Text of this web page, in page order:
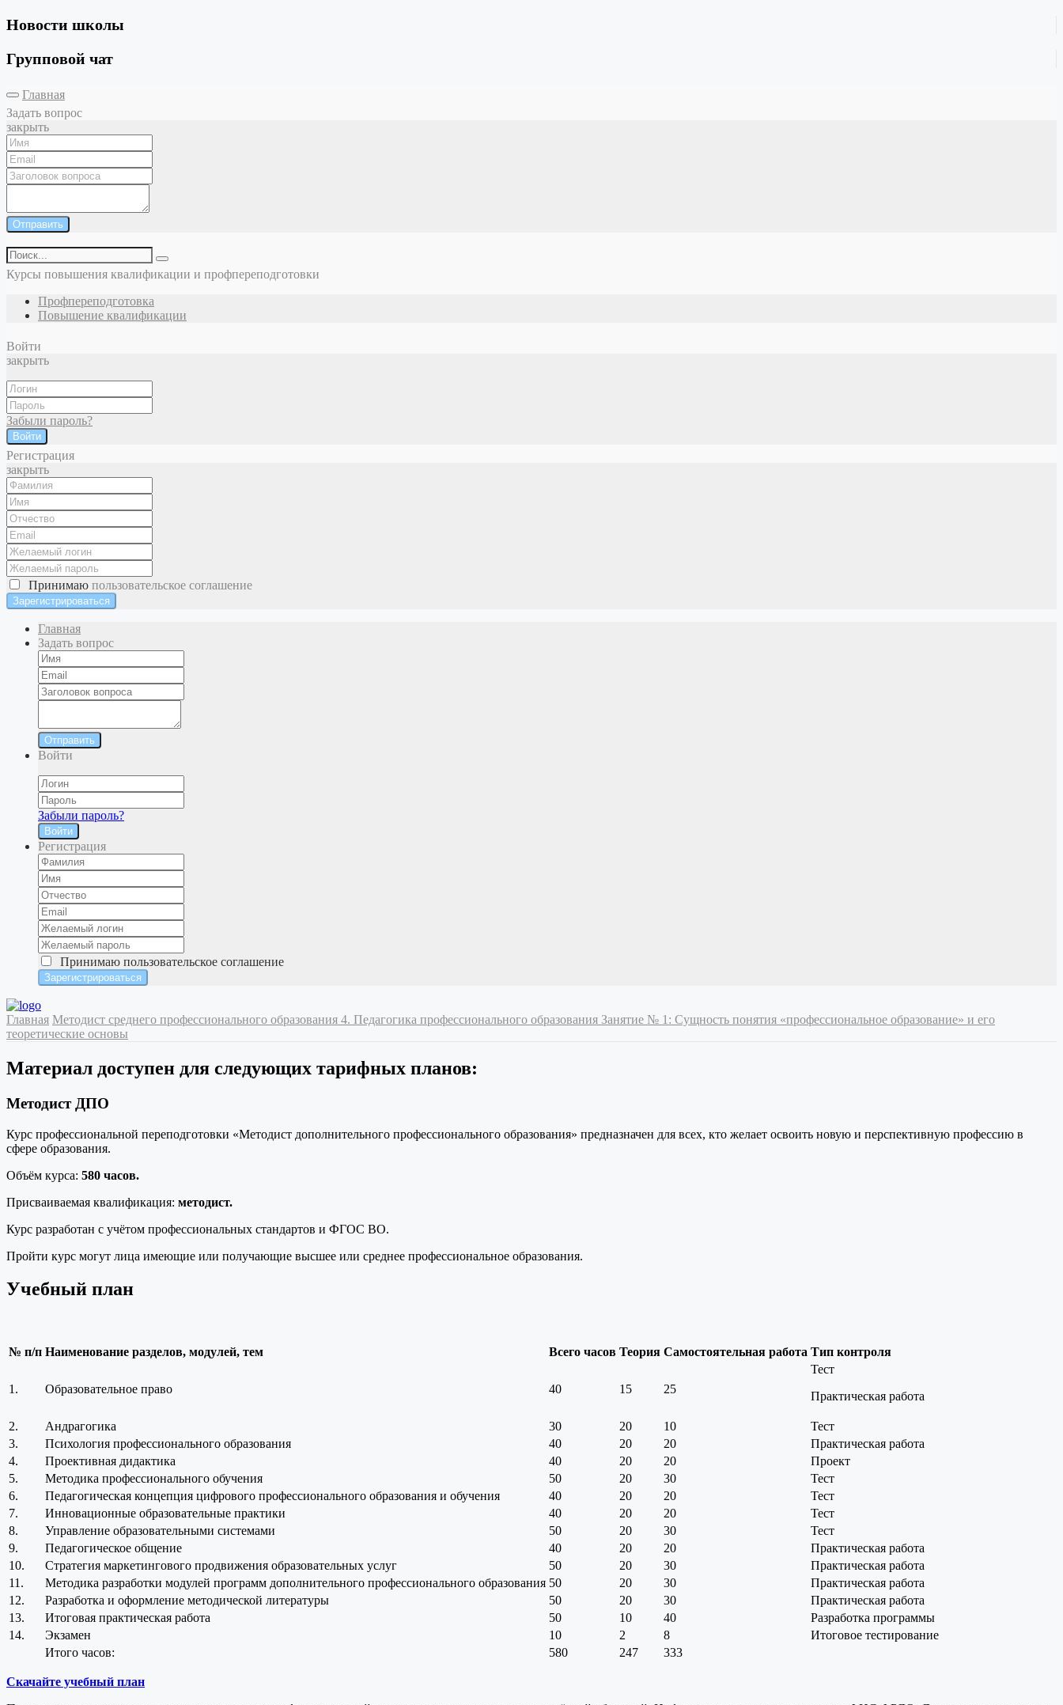
Новости школы
Групповой чат
Главная
Задать вопрос
закрыть
Отправить
Курсы повышения квалификации и профпереподготовки
Профпереподготовка
Повышение квалификации
Войти
закрыть
Забыли пароль?
Войти
Регистрация
закрыть
Принимаю пользовательское соглашение
Главная
Задать вопрос
Отправить
Войти
Забыли пароль?
Войти
Регистрация
Принимаю пользовательское соглашение
Главная Методист среднего профессионального образования 4. Педагогика профессионального образования Занятие № 1: Сущность понятия «профессиональное образование» и его
теоретические основы
Материал доступен для следующих тарифных планов:
Методист ДПО
Курс профессиональной переподготовки «Методист дополнительного профессионального образования» предназначен для всех, кто желает освоить новую и перспективную профессию в
сфере образования.
Объём курса: 580 часов.
Присваиваемая квалификация: методист.
Курс разработан с учётом профессиональных стандартов и ФГОС ВО.
Пройти курс могут лица имеющие или получающие высшее или среднее профессиональное образования.
Учебный план
№ п/п Наименование разделов, модулей, тем Всего часов Теория Самостоятельная работа Тип контроля
1. Образовательное право 40 15 25
Тест
Практическая работа
2. Андрагогика 30 20 10
Тест
3.
Психология профессионального образования 40 20 20
Практическая работа
4.
Проективная дидактика 40 20 20
Проект
5.
Методика профессионального обучения 50 20 30
Тест
6.
Педагогическая концепция цифрового профессионального образования и обучения 40 20 20
Тест
7.
Инновационные образовательные практики 40 20 20
Тест
8.
Управление образовательными системами 50 20 30
Тест
9.
Педагогическое общение 40 20 20
Практическая работа
10.
Стратегия маркетингового продвижения образовательных услуг 50 20 30
Практическая работа
11.
Методика разработки модулей программ дополнительного профессионального образования 50 20 30
Практическая работа
12.
Разработка и оформление методической литературы 50 20 30
Практическая работа
13.
Итоговая практическая работа 50 10 40
Разработка программы
14.
Экзамен 10 2 8
Итоговое тестирование
Итого часов:
580 247 333
Скачайте учебный план